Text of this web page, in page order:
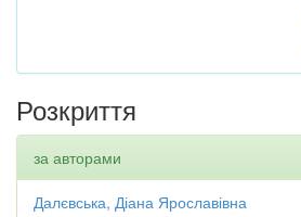
Розкриття
за авторами
Далєвська, Діана Ярославівна